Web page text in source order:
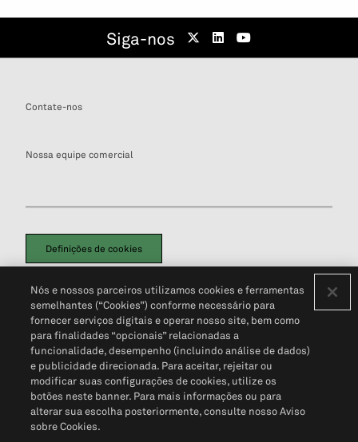
Siga-nos
Contate-nos
Nossa equipe comercial
Definições de cookies
Política de PrivacidadePortal de privacidade do cliente (em inglês)
Não Venda Minhas Informações Pessoais© 2026 S&P Global
Nós e nossos parceiros utilizamos cookies e ferramentas
semelhantes (“Cookies”) conforme necessário para
fornecer serviços digitais e operar nosso site, bem como
para finalidades “opcionais” relacionadas a
funcionalidade, desempenho (incluindo análise de dados)
e publicidade direcionada. Para aceitar, rejeitar ou
modificar suas configurações de cookies, utilize os
botões neste banner. Para mais informações ou para
alterar sua escolha posteriormente, consulte nosso Aviso
sobre Cookies.